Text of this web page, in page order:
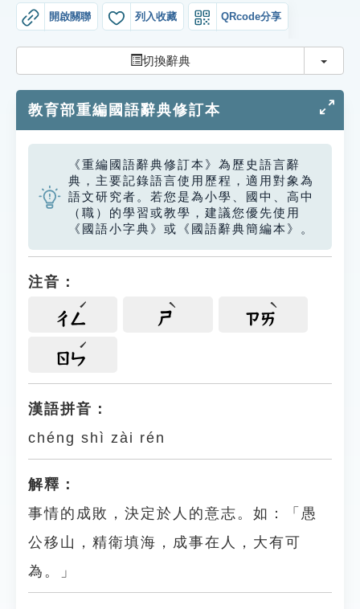
成語故事
索引選單
單字索引
生命大百科索引
遊戲專區
教學應用
貓頭鷹博士
開啟關聯 列入收藏 QRcode分享
切換辭典 切換
教育部重編國語辭典修訂本
《重編國語辭典修訂本》為歷史語言辭
典，主要記錄語言使用歷程，適用對象為
語文研究者。若您是為小學、國中、高中
（職）的學習或教學，建議您優先使用
《國語小字典》或《國語辭典簡編本》。
注音：
ㄔㄥ ㄕ ㄗㄞ
ㄖㄣ
漢語拼音：
chéng shì zài rén
解釋：
事情的成敗，決定於人的意志。如：「愚
公移山，精衛填海，成事在人，大有可
為。」